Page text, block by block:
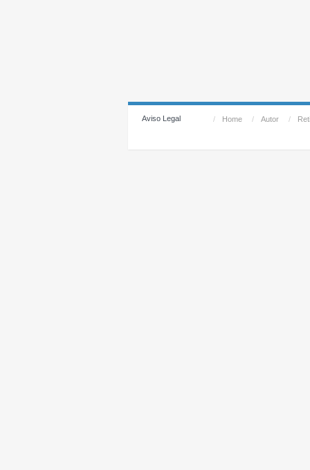
Aviso Legal / Home / Autor /